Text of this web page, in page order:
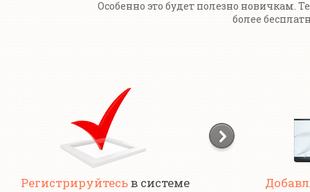
Особенно это будет полезно новичкам.
более
Регистрируйтесьв системе